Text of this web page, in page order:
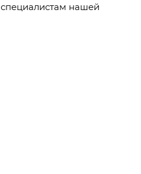
специалистам нашей